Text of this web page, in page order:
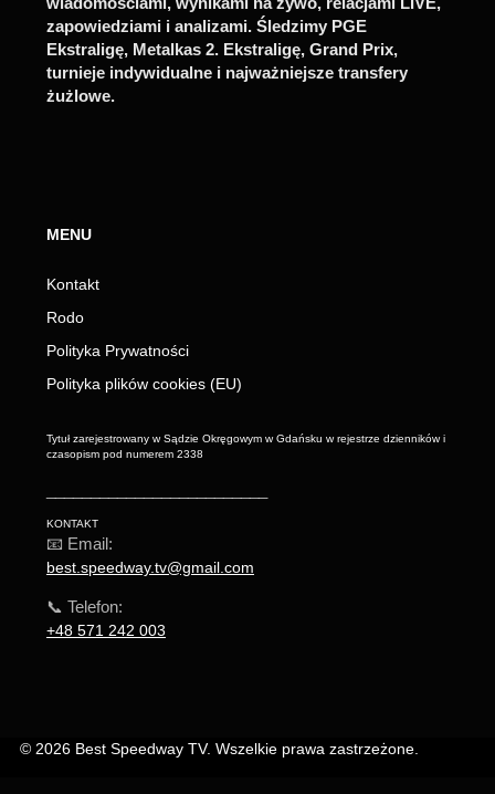
zapowiedziami i analizami. Śledzimy PGE
Ekstraligę, Metalkas 2. Ekstraligę, Grand Prix,
turnieje indywidualne i najważniejsze transfery
żużlowe.
MENU
Kontakt
Rodo
Polityka Prywatności
Polityka plików cookies (EU)
Tytuł zarejestrowany w Sądzie Okręgowym w Gdańsku w rejestrze dzienników i
czasopism pod numerem 2338
KONTAKT
📧 Email:
best.speedway.tv@gmail.com
📞 Telefon:
+48 571 242 003
© 2026 Best Speedway TV. Wszelkie prawa zastrzeżone.